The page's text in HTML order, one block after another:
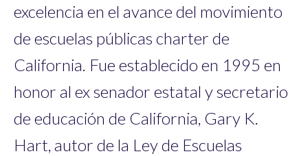
excelencia en el avance del movimiento
de escuelas públicas charter de
California. Fue establecido en 1995 en
honor al ex senador estatal y secretario
de educación de California, Gary K.
Hart, autor de la Ley de Escuelas